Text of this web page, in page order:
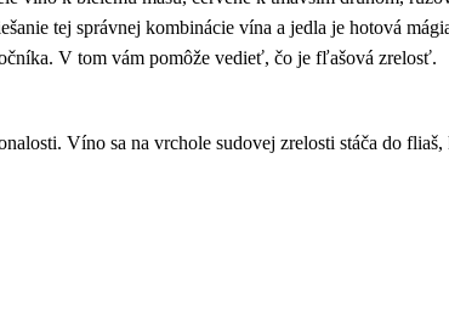
tej správnej kombinácie vína a jedla je hotová
V tom vám pomôže vedieť, čo je fľašová zrelosť.
Víno sa na vrchole sudovej zrelosti stáča do